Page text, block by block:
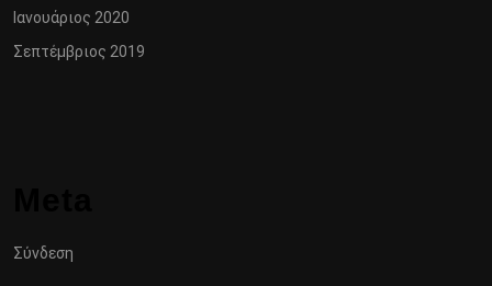
Ιανουάριος 2020
Σεπτέμβριος 2019
Σύνδεση